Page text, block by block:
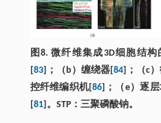
图8. 微纤维集成3D细胞结
[83]；（b）缠绕器[84]；（c
控纤维编织机[86]；（e）逐
[81]。STP：三聚磷酸钠。